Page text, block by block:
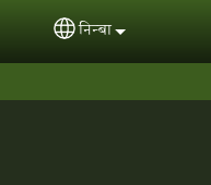
Select your
निन्बा